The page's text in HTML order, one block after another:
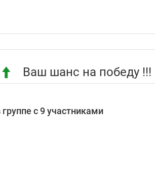
Ваш шанс на победу !!!
с 9 участниками